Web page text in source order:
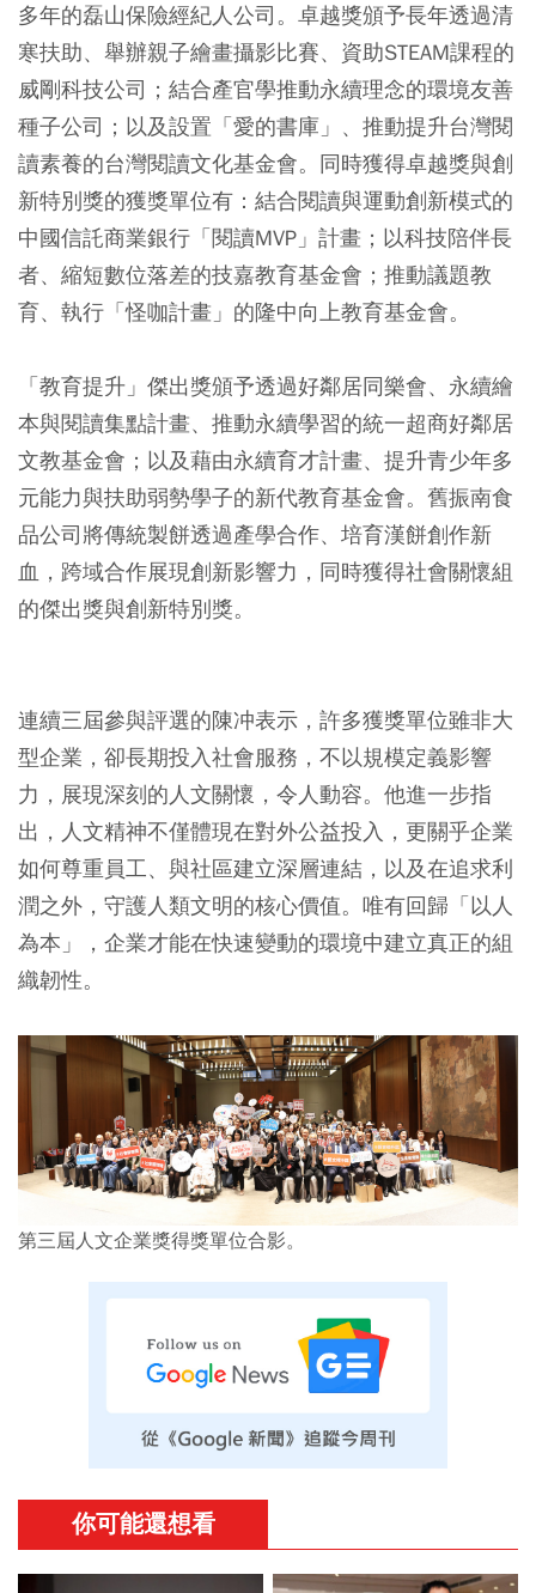
多年的磊山保險經紀人公司。卓越獎頒予長年透過清
寒扶助、舉辦親子繪畫攝影比賽、資助STEAM課程的
威剛科技公司；結合產官學推動永續理念的環境友善
種子公司；以及設置「愛的書庫」、推動提升台灣閱
讀素養的台灣閱讀文化基金會。同時獲得卓越獎與創
新特別獎的獲獎單位有：結合閱讀與運動創新模式的
中國信託商業銀行「閱讀MVP」計畫；以科技陪伴長
者、縮短數位落差的技嘉教育基金會；推動議題教
育、執行「怪咖計畫」的隆中向上教育基金會。
「教育提升」傑出獎頒予透過好鄰居同樂會、永續繪
本與閱讀集點計畫、推動永續學習的統一超商好鄰居
文教基金會；以及藉由永續育才計畫、提升青少年多
元能力與扶助弱勢學子的新代教育基金會。舊振南食
品公司將傳統製餅透過產學合作、培育漢餅創作新
血，跨域合作展現創新影響力，同時獲得社會關懷組
的傑出獎與創新特別獎。
連續三屆參與評選的陳冲表示，許多獲獎單位雖非大
型企業，卻長期投入社會服務，不以規模定義影響
力，展現深刻的人文關懷，令人動容。他進一步指
出，人文精神不僅體現在對外公益投入，更關乎企業
如何尊重員工、與社區建立深層連結，以及在追求利
潤之外，守護人類文明的核心價值。唯有回歸「以人
為本」，企業才能在快速變動的環境中建立真正的組
織韌性。
第三屆人文企業獎得獎單位合影。